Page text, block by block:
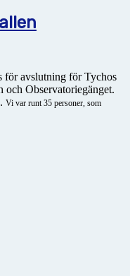
för avslutning för Tychos
och Observatoriegänget.
Vi var runt 35 personer, som